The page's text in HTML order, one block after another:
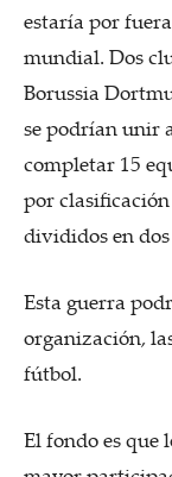
estaría por
mundial. Dos
Borussia
se podrían unir
completar 15
por
divididos en
Esta guerra
organización,
fútbol.
El fondo es que